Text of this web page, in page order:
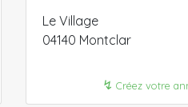
Le Village
04140 Montclar
↯ Créez votre